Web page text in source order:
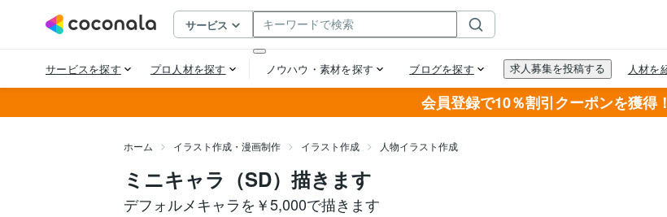
会員登録で10％割引クーポンを獲得！
ホーム イラスト作成・漫画制作 イラスト作成 人物イラスト作成
ミニキャラ（SD）描きます
デフォルメキャラを￥5,000で描きます